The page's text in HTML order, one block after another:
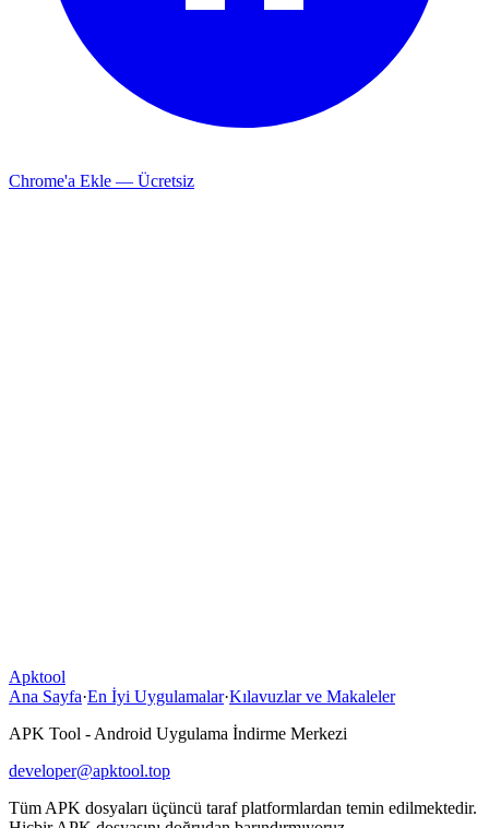
Chrome'a Ekle — Ücretsiz
Apktool
Ana Sayfa·En İyi Uygulamalar·Kılavuzlar ve Makaleler
APK Tool - Android Uygulama İndirme Merkezi
developer@apktool.top
Tüm APK dosyaları üçüncü taraf platformlardan temin edilmektedir.